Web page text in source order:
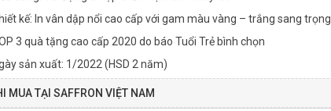
kế: In vân dập nổi cao cấp với gam màu vàng – trắng sang trọng
3 quà tặng cao cấp 2020 do báo Tuổi Trẻ bình chọn
sản xuất: 1/2022 (HSD 2 năm)
MUA TẠI SAFFRON VIỆT NAM